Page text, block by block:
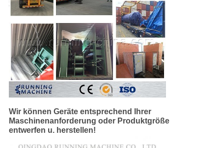
Wir können Geräte entsprechend Ihrer
Maschinenanforderung oder Produktgröße
entwerfen u. herstellen!